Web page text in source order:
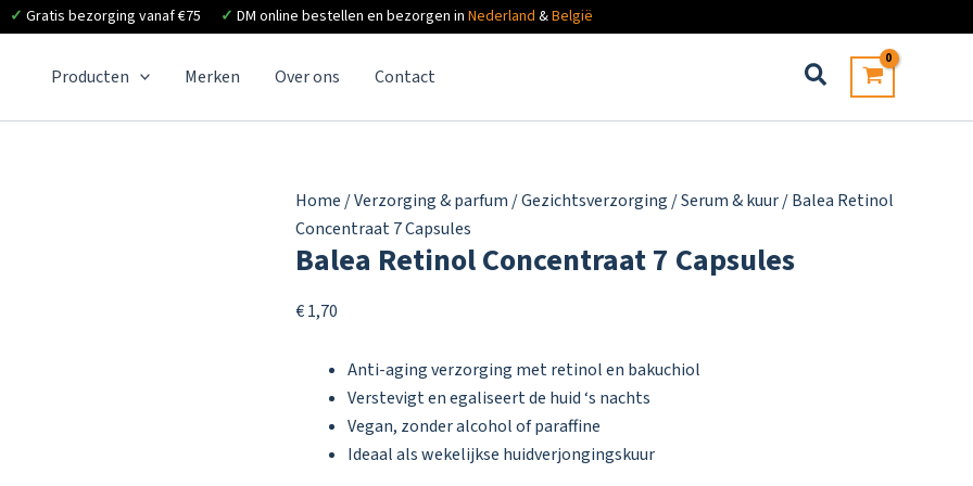
✓ Gratis bezorging vanaf €75 ✓ DM online bestellen en bezorgen in Nederland &België
Producten Merken Over ons Contact
Home /Verzorging & parfum /Gezichtsverzorging /Serum & kuur/ Balea Retinol
Concentraat 7 Capsules
Balea Retinol Concentraat 7 Capsules
€1,70
Anti-aging verzorging met retinol en bakuchiol
Verstevigt en egaliseert de huid ‘s nachts
Vegan, zonder alcohol of paraffine
Ideaal als wekelijkse huidverjongingskuur